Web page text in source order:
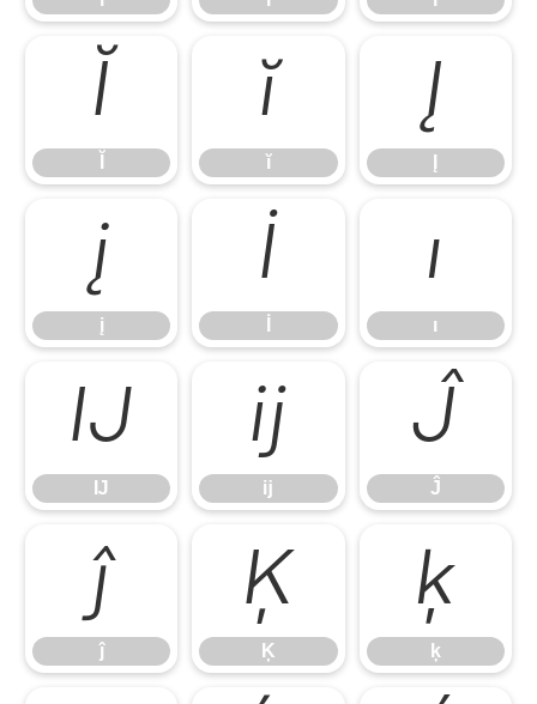
Ĭ ĭ
ĭ
Į
į
į
İ ı
ı
Ĳ
Ĳ
ĳ
ĳ
Ĵ
Ĵ
ĵ
ĵ
Ķ
Ķ
ķ
ķ